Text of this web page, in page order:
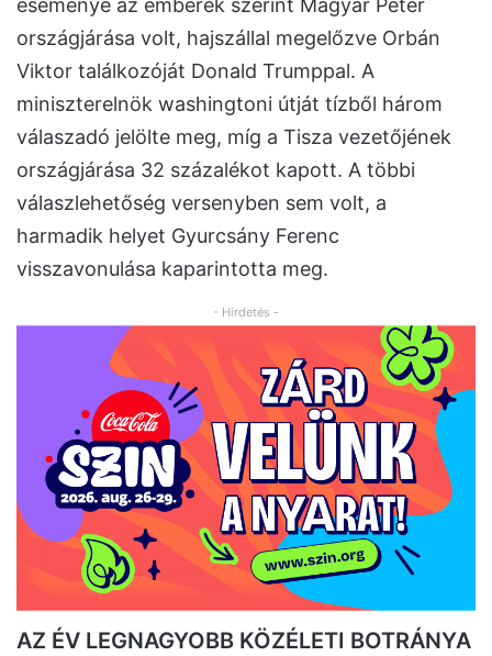
országjárása volt, hajszállal megelőzve Orbán
Viktor találkozóját Donald Trumppal. A
miniszterelnök washingtoni útját tízből három
válaszadó jelölte meg, míg a Tisza vezetőjének
országjárása 32 százalékot kapott. A többi
válaszlehetőség versenyben sem volt, a
harmadik helyet Gyurcsány Ferenc
visszavonulása kaparintotta meg.
- Hirdetés -
AZ ÉV LEGNAGYOBB KÖZÉLETI BOTRÁNYA